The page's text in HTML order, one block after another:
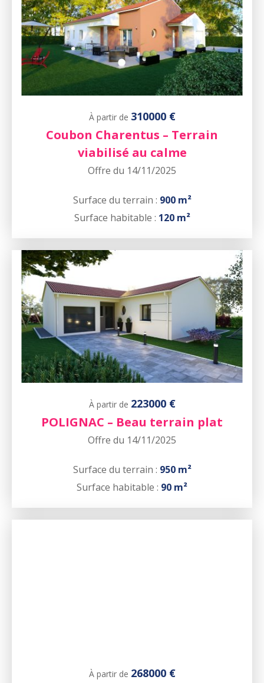
À partir de 310000 €
Coubon Charentus – Terrain
viabilisé au calme
Offre du 14/11/2025
Surface du terrain : 900 m²
Surface habitable : 120 m²
À partir de 223000 €
POLIGNAC – Beau terrain plat
Offre du 14/11/2025
Surface du terrain : 950 m²
Surface habitable : 90 m²
À partir de 268000 €